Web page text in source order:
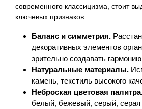
современного классицизма, стоит
ключевых признаков:
Баланс и симметрия.
декоративных элементов
зрительно создавать
Натуральные материалы.
камень, текстиль высокого
Неброская цветовая
белый, бежевый, серый, серая